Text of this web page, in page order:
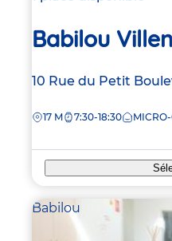
Babilou
Adresse
la
10 Rue du Petit
DISTANCE
17 M 7:30-18:30
Babilou